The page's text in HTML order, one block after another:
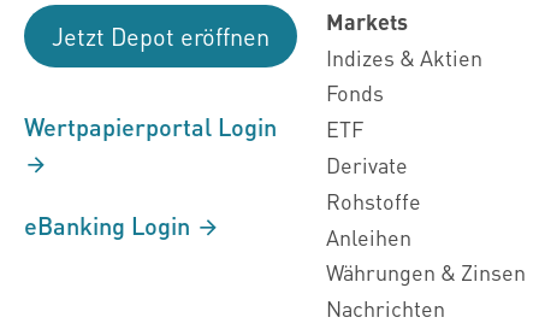
Jetzt Depot eröffnen
Wertpapierportal Login
eBanking Login
Markets
Indizes & Aktien
Fonds
ETF
Derivate
Rohstoffe
Anleihen
Währungen & Zinsen
Nachrichten